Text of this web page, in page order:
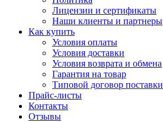
Лицензии и сертификаты
Наши клиенты и партнеры
Как купить
Условия оплаты
Условия доставки
Условия возврата и обмена
Гарантия на товар
Типовой договор поставки
Прайс-листы
Контакты
Отзывы